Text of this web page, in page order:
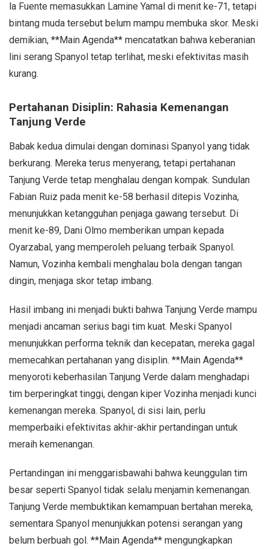
la Fuente memasukkan Lamine Yamal di menit ke-71, tetapi
bintang muda tersebut belum mampu membuka skor. Meski
demikian, **Main Agenda** mencatatkan bahwa keberanian
lini serang Spanyol tetap terlihat, meski efektivitas masih
kurang.
Pertahanan Disiplin: Rahasia Kemenangan
Tanjung Verde
Babak kedua dimulai dengan dominasi Spanyol yang tidak
berkurang. Mereka terus menyerang, tetapi pertahanan
Tanjung Verde tetap menghalau dengan kompak. Sundulan
Fabian Ruiz pada menit ke-58 berhasil ditepis Vozinha,
menunjukkan ketangguhan penjaga gawang tersebut. Di
menit ke-89, Dani Olmo memberikan umpan kepada
Oyarzabal, yang memperoleh peluang terbaik Spanyol.
Namun, Vozinha kembali menghalau bola dengan tangan
dingin, menjaga skor tetap imbang.
Hasil imbang ini menjadi bukti bahwa Tanjung Verde mampu
menjadi ancaman serius bagi tim kuat. Meski Spanyol
menunjukkan performa teknik dan kecepatan, mereka gagal
memecahkan pertahanan yang disiplin. **Main Agenda**
menyoroti keberhasilan Tanjung Verde dalam menghadapi
tim berperingkat tinggi, dengan kiper Vozinha menjadi kunci
kemenangan mereka. Spanyol, di sisi lain, perlu
memperbaiki efektivitas akhir-akhir pertandingan untuk
meraih kemenangan.
Pertandingan ini menggarisbawahi bahwa keunggulan tim
besar seperti Spanyol tidak selalu menjamin kemenangan.
Tanjung Verde membuktikan kemampuan bertahan mereka,
sementara Spanyol menunjukkan potensi serangan yang
belum berbuah gol. **Main Agenda** mengungkapkan